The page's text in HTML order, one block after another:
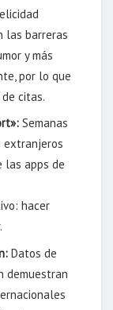
las barreras
y más
por lo que
citas.
Semanas
extranjeros
las apps de
hacer
Datos de
demuestran